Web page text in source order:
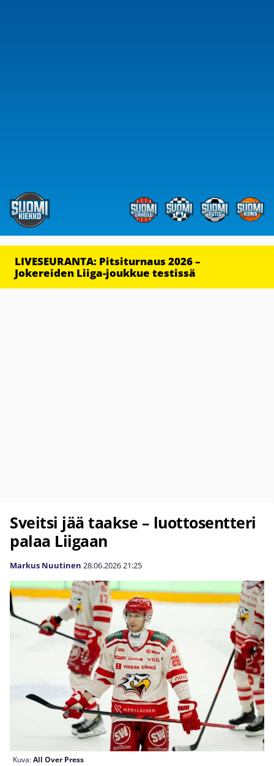
LIVESEURANTA: Pitsiturnaus 2026 –
Jokereiden Liiga-joukkue testissä
Sveitsi jää taakse – luottosentteri
palaa Liigaan
Markus Nuutinen 28.06.202621:25
Kuva:All Over Press